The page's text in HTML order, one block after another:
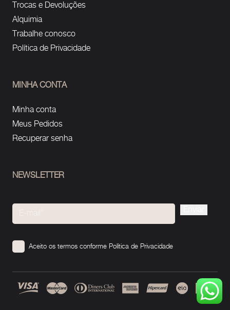
Trocas e Devoluções
Alquimia
Trabalhe conosco
Política de Privacidade
MINHA CONTA
Minha conta
Meus Pedidos
Recuperar senha
NEWSLETTER
Aceito os termos conforme Política de Privacidade